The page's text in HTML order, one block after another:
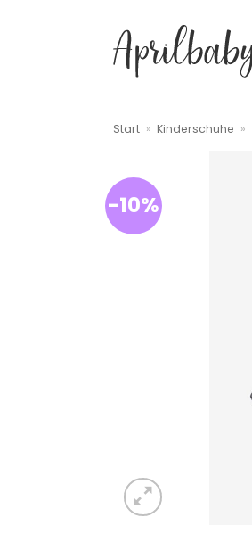
Start » Kinderschuhe »
-10%